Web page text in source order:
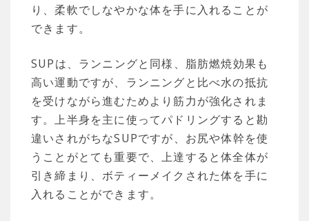
り、柔軟でしなやかな体を手に入れることが
できます。
SUPは、ランニングと同様、脂肪燃焼効果も
高い運動ですが、ランニングと比べ水の抵抗
を受けながら進むためより筋力が強化されま
す。上半身を主に使ってパドリングすると勘
違いされがちなSUPですが、お尻や体幹を使
うことがとても重要で、上達すると体全体が
引き締まり、ボティーメイクされた体を手に
入れることができます。